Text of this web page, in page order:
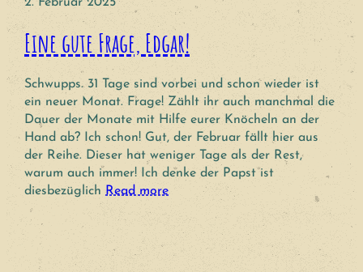
Eine gute Frage, Edgar!
Schwupps. 31 Tage sind vorbei und schon wieder ist
ein neuer Monat. Frage! Zählt ihr auch manchmal die
Dauer der Monate mit Hilfe eurer Knöcheln an der
Hand ab? Ich schon! Gut, der Februar fällt hier aus
der Reihe. Dieser hat weniger Tage als der Rest,
warum auch immer! Ich denke der Papst ist
diesbezüglich Read more